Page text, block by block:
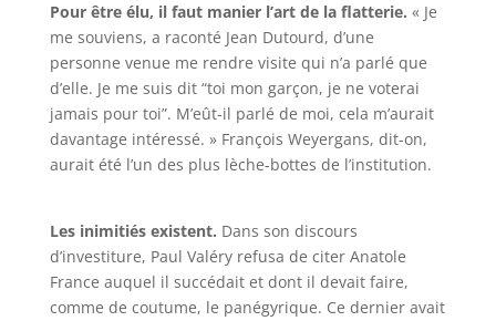
Pour être élu, il faut manier l’art de la flatterie. « Je
me souviens, a raconté Jean Dutourd, d’une
personne venue me rendre visite qui n’a parlé que
d’elle. Je me suis dit “toi mon garçon, je ne voterai
jamais pour toi”. M’eût-il parlé de moi, cela m’aurait
davantage intéressé. » François Weyergans, dit-on,
aurait été l’un des plus lèche-bottes de l’institution.
Les inimitiés existent. Dans son discours
d’investiture, Paul Valéry refusa de citer Anatole
France auquel il succédait et dont il devait faire,
comme de coutume, le panégyrique. Ce dernier avait